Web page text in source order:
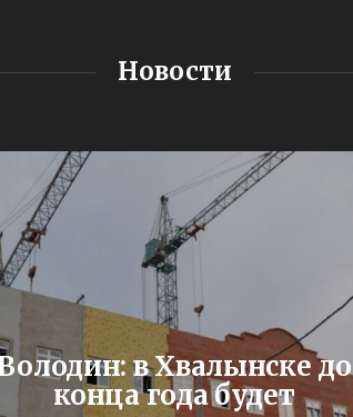
Новости
в Хвалынске до
конца года будет